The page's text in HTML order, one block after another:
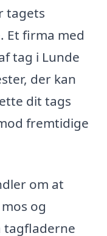
tagets
Et firma med
tag i Lunde
der kan
dit tags
fremtidige
om at
og
tagfladerne